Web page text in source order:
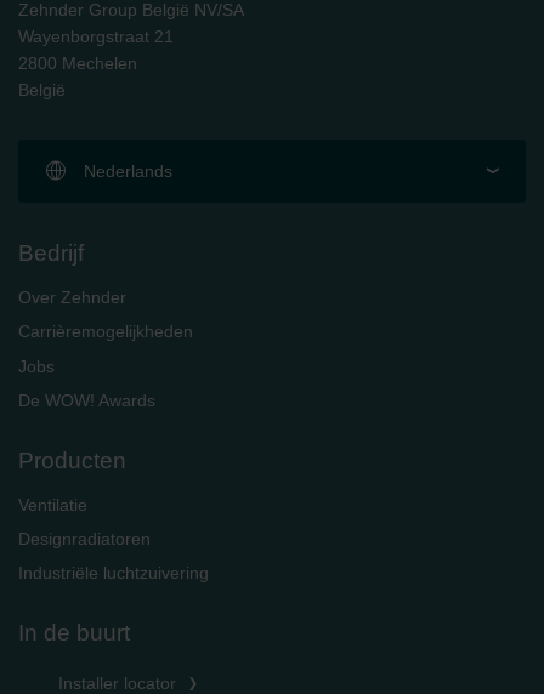
Zehnder Group België NV/SA
Wayenborgstraat 21
2800 Mechelen
België
Nederlands
Bedrijf
Over Zehnder
Carrièremogelijkheden
Jobs
De WOW! Awards
Producten
Ventilatie
Designradiatoren
Industriële luchtzuivering
In de buurt
Installer locator